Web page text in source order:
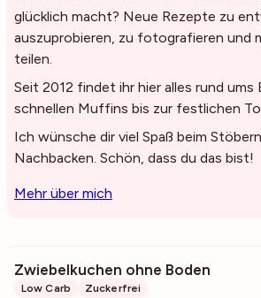
glücklich macht? Neue Rezepte zu
auszuprobieren, zu fotografieren und
teilen.
Seit 2012 findet ihr hier alles rund ums
schnellen Muffins bis zur festlichen
Ich wünsche dir viel Spaß beim
Nachbacken. Schön, dass du das bist!
Mehr über mich
Zwiebelkuchen ohne Boden
Low Carb Zuckerfrei